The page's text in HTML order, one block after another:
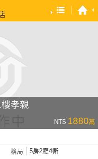
依總價 低 → 高
依總價 高 → 低
依每坪單價 低 → 高
依降幅 高 → 低
依土地坪數 大 → 小
孝親
NT$ 1880萬
格局
5房2廳4衛